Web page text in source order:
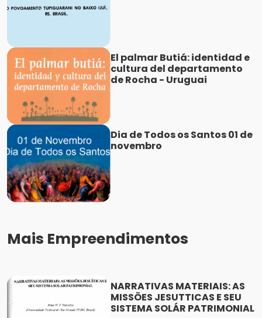
El palmar Butiá: identidad e
cultura del departamento
de Rocha - Uruguai
Dia de Todos os Santos 01 de
novembro
Mais Empreendimentos
NARRATIVAS MATERIAIS: AS
MISSÕES JESUTTICAS E SEU
SISTEMA SOLÁR PATRIMONIAL